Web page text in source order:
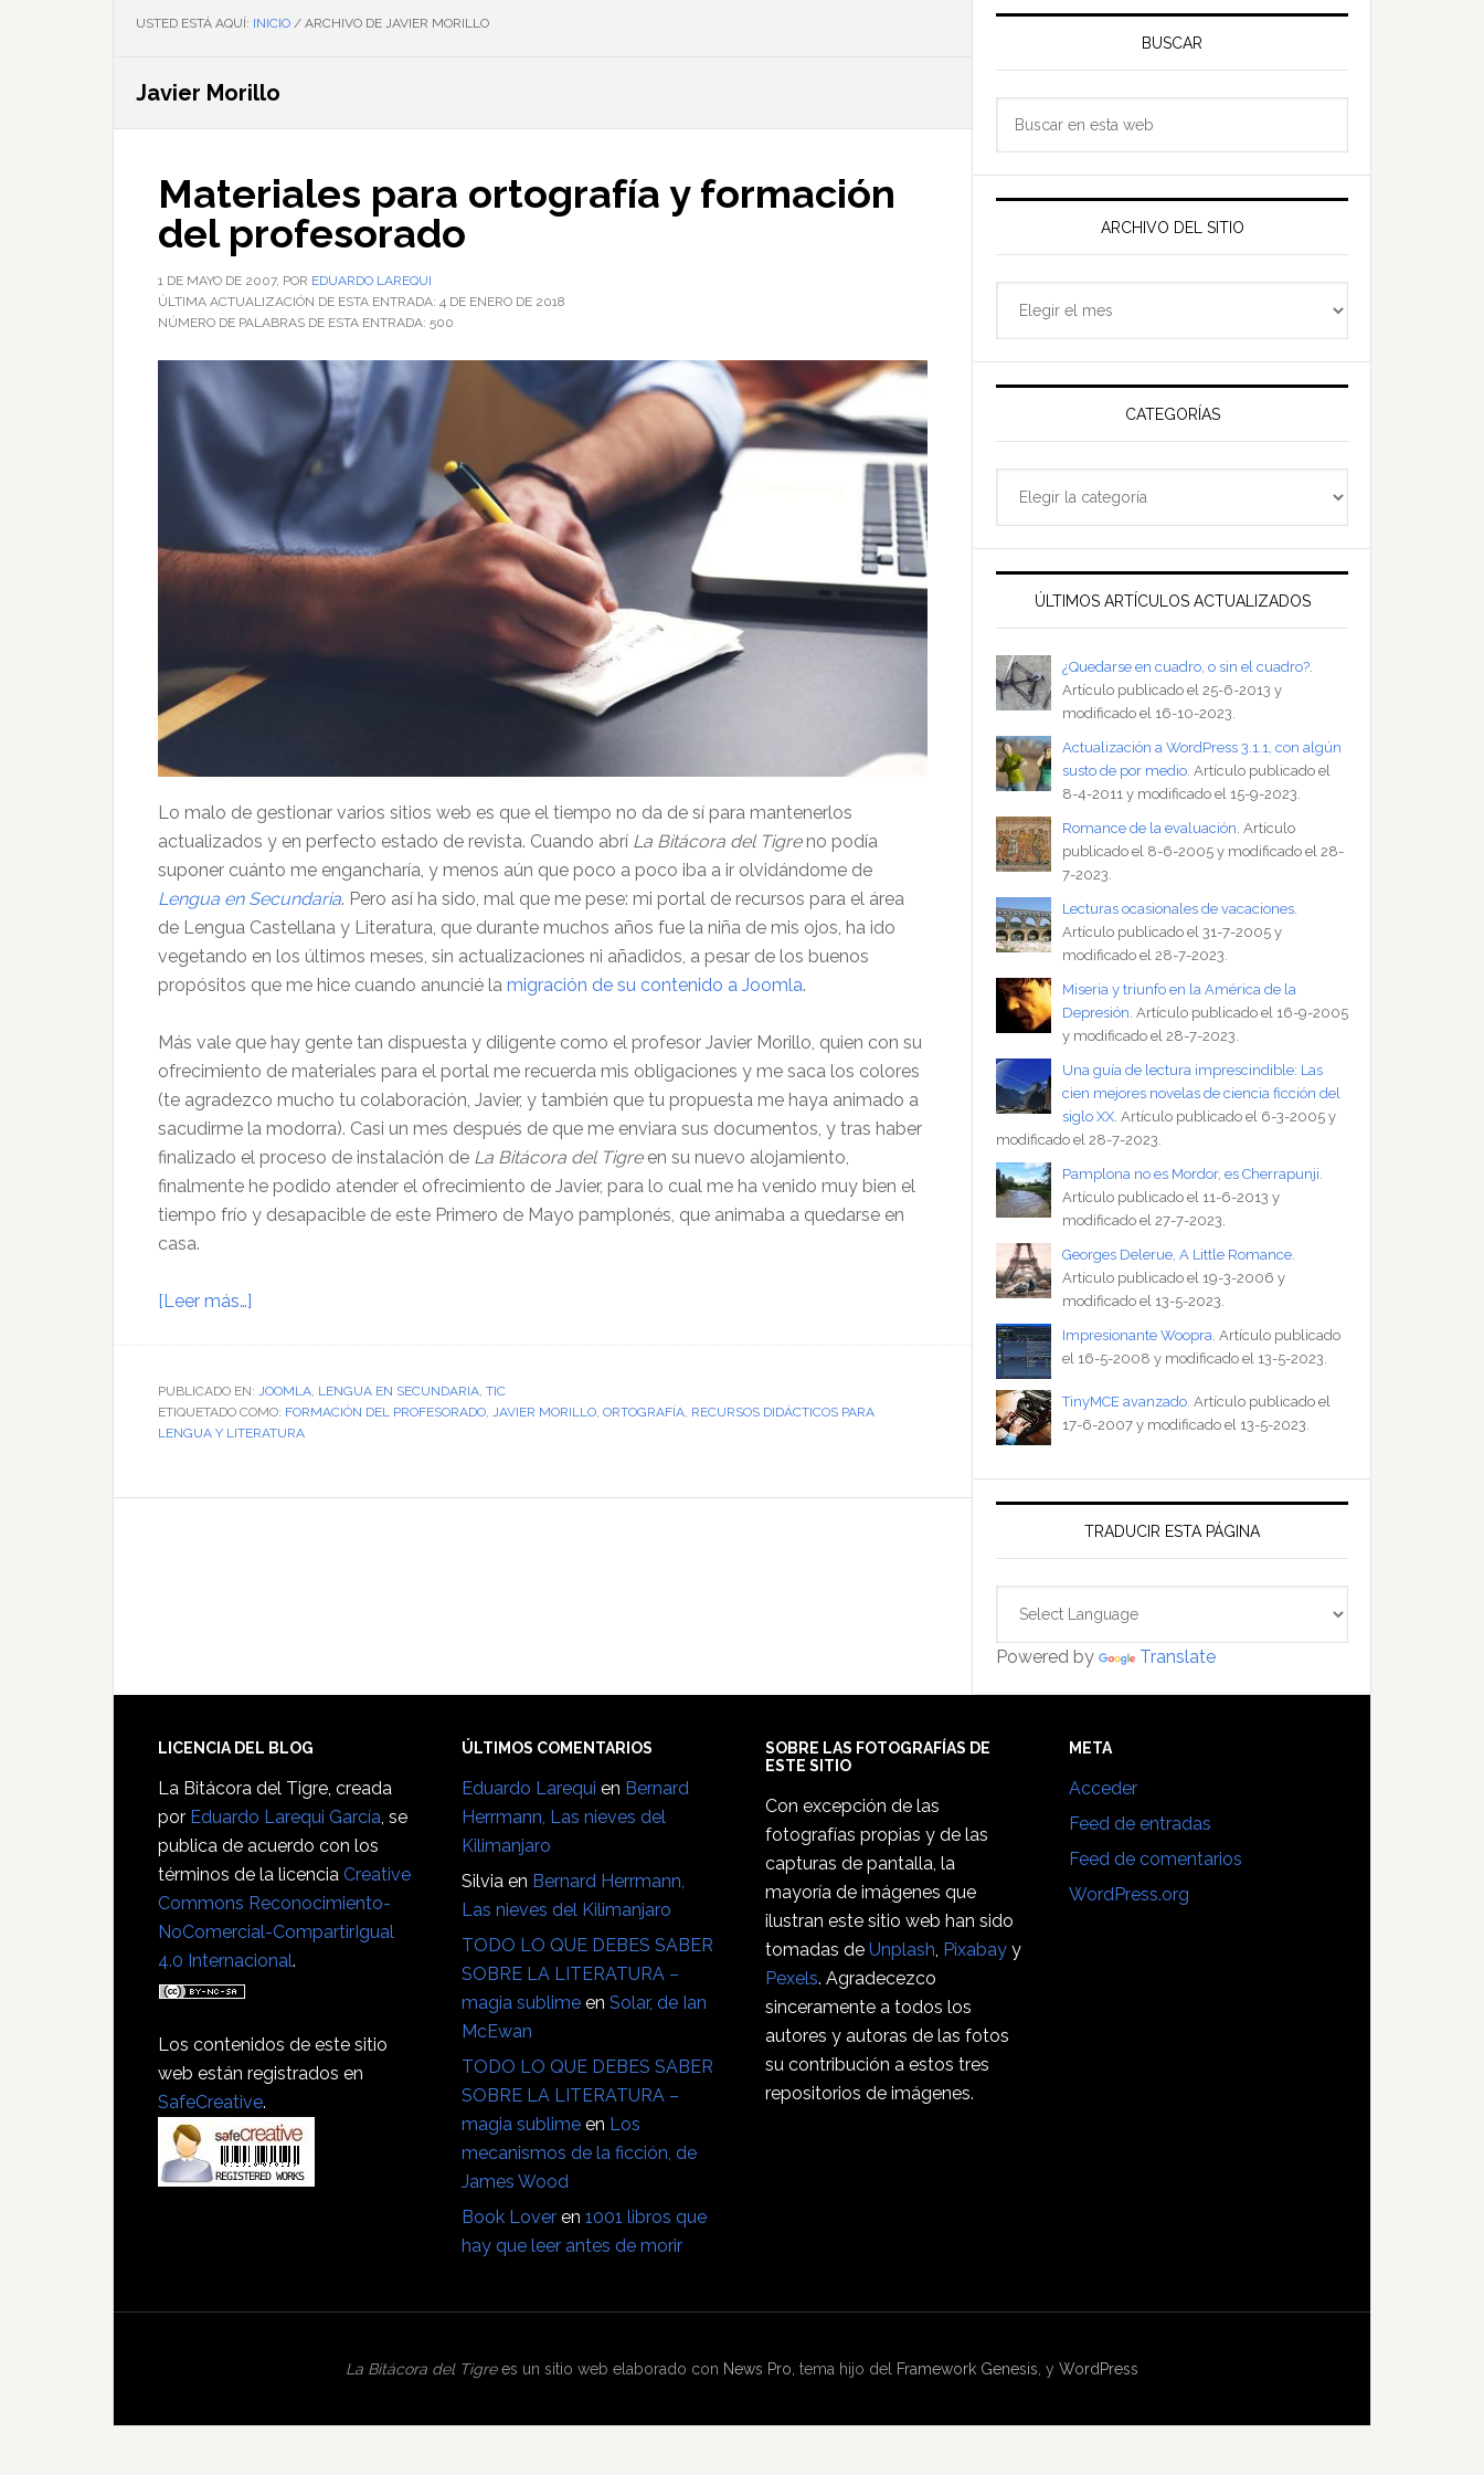
USTED ESTÁ AQUÍ: INICIO / ARCHIVO DE JAVIER MORILLO
Javier Morillo
Materiales para ortografía y formación
del profesorado
1 DE MAYO DE 2007, POR EDUARDO LAREQUI
ÚLTIMA ACTUALIZACIÓN DE ESTA ENTRADA: 4 DE ENERO DE 2018
NÚMERO DE PALABRAS DE ESTA ENTRADA: 500
Lo malo de gestionar varios sitios web es que el tiempo no da de sí para mantenerlos
actualizados y en perfecto estado de revista. Cuando abrí La Bitácora del Tigreno podía
suponer cuánto me engancharía, y menos aún que poco a poco iba a ir olvidándome de
Lengua en Secundaria. Pero así ha sido, mal que me pese: mi portal de recursos para el área
de Lengua Castellana y Literatura, que durante muchos años fue la niña de mis ojos, ha ido
vegetando en los últimos meses, sin actualizaciones ni añadidos, a pesar de los buenos
propósitos que me hice cuando anuncié la migración de su contenido a Joomla.
Más vale que hay gente tan dispuesta y diligente como el profesor Javier Morillo, quien con su
ofrecimiento de materiales para el portal me recuerda mis obligaciones y me saca los colores
(te agradezco mucho tu colaboración, Javier, y también que tu propuesta me haya animado a
sacudirme la modorra). Casi un mes después de que me enviara sus documentos, y tras haber
finalizado el proceso de instalación de La Bitácora del Tigreen su nuevo alojamiento,
finalmente he podido atender el ofrecimiento de Javier, para lo cual me ha venido muy bien el
tiempo frío y desapacible de este Primero de Mayo pamplonés, que animaba a quedarse en
casa.
[Leer más…]
para
ortografía
y
del
PUBLICADO EN: JOOMLA, LENGUA EN SECUNDARIA, TIC
ETIQUETADO COMO: FORMACIÓN DEL PROFESORADO, JAVIER MORILLO, ORTOGRAFÍA, RECURSOS DIDÁCTICOS PARA
LENGUA Y LITERATURA
Barra
principal
BUSCAR
web
ARCHIVO DEL SITIO
CATEGORÍAS
ÚLTIMOS ARTÍCULOS ACTUALIZADOS
¿Quedarse en cuadro, o sin el cuadro?.
Artículo publicado el 25-6-2013 y
modificado el 16-10-2023.
Actualización a WordPress 3.1.1, con algún
susto de por medio. Artículo publicado el
8-4-2011 y modificado el 15-9-2023.
Romance de la evaluación. Artículo
publicado el 8-6-2005 y modificado el 28-
7-2023.
Lecturas ocasionales de vacaciones.
Artículo publicado el 31-7-2005 y
modificado el 28-7-2023.
Miseria y triunfo en la América de la
Depresión. Artículo publicado el 16-9-2005
y modificado el 28-7-2023.
Una guía de lectura imprescindible: Las
cien mejores novelas de ciencia ficción del
siglo XX. Artículo publicado el 6-3-2005 y
modificado el 28-7-2023.
Pamplona no es Mordor, es Cherrapunji.
Artículo publicado el 11-6-2013 y
modificado el 27-7-2023.
Georges Delerue, A Little Romance.
Artículo publicado el 19-3-2006 y
modificado el 13-5-2023.
Impresionante Woopra. Artículo publicado
el 16-5-2008 y modificado el 13-5-2023.
TinyMCE avanzado. Artículo publicado el
17-6-2007 y modificado el 13-5-2023.
TRADUCIR ESTA PÁGINA
Powered by Translate
Footer
LICENCIA DEL BLOG
La Bitácora del Tigre, creada
por Eduardo Larequi García, se
publica de acuerdo con los
términos de la licencia Creative
Commons Reconocimiento-
NoComercial-CompartirIgual
4.0 Internacional.
Los contenidos de este sitio
web están registrados en
SafeCreative.
ÚLTIMOS COMENTARIOS
Eduardo Larequi en Bernard
Herrmann, Las nieves del
Kilimanjaro
Silvia en Bernard Herrmann,
Las nieves del Kilimanjaro
TODO LO QUE DEBES SABER
SOBRE LA LITERATURA –
magia sublime enSolar, de Ian
McEwan
TODO LO QUE DEBES SABER
SOBRE LA LITERATURA –
magia sublime en Los
mecanismos de la ficción, de
James Wood
Book Lover en1001 libros que
hay que leer antes de morir
SOBRE LAS FOTOGRAFÍAS DE
ESTE SITIO
Con excepción de las
fotografías propias y de las
capturas de pantalla, la
mayoría de imágenes que
ilustran este sitio web han sido
tomadas deUnplash, Pixabay y
Pexels. Agradecezco
sinceramente a todos los
autores y autoras de las fotos
su contribución a estos tres
repositorios de imágenes.
META
Acceder
Feed de entradas
Feed de comentarios
WordPress.org
La Bitácora del Tigrees un sitio web elaborado con News Pro, tema hijo del Framework Genesis, y WordPress